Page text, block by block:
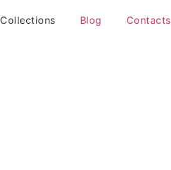
Collections Blog Contacts